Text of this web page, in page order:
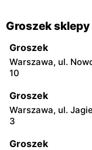
Groszek
Groszek
Warszawa, ul.
10
Groszek
Warszawa, ul.
3
Groszek